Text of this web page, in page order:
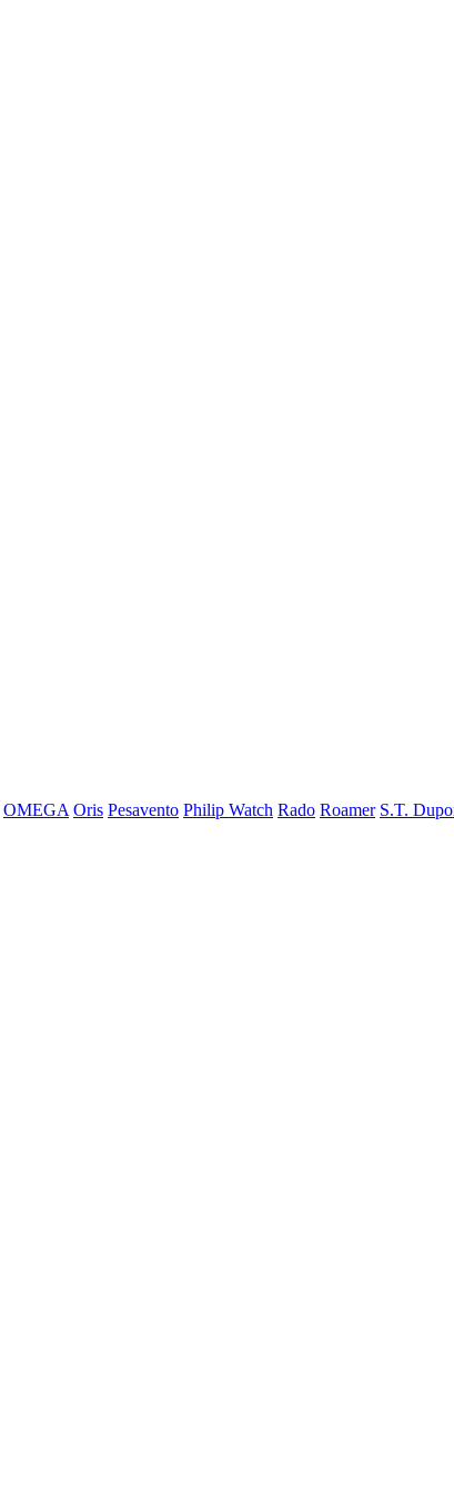
OMEGA Oris Pesavento Philip Watch Rado Roamer S.T.